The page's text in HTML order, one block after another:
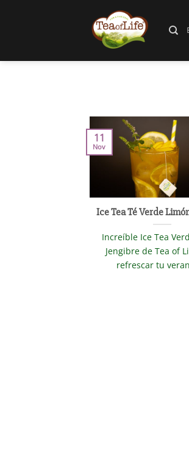
Ice Tea Té Verde
Increíble Ice Tea
Jengibre de Tea of
refrescar tu
11
Nov